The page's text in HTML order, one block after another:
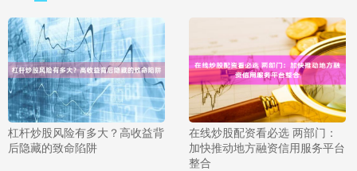
杠杆炒股风险有多大？高收益背
后隐藏的致命陷阱
在线炒股配资看必选 两部门：
加快推动地方融资信用服务平台
整合